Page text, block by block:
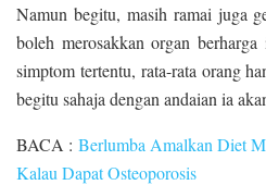
Namun begitu, masih ramai juga
boleh merosakkan organ
simptom tertentu, rata-rata orang
begitu sahaja dengan andaian ia
BACA : Berlumba Amalkan Diet
Kalau Dapat Osteoporosis